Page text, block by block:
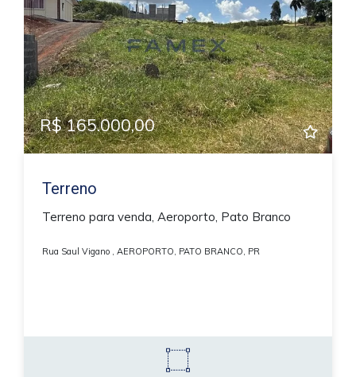
R$ 165.000,00
Terreno
Terreno para venda, Aeroporto, Pato Branco
Rua Saul Vigano , AEROPORTO, PATO BRANCO, PR